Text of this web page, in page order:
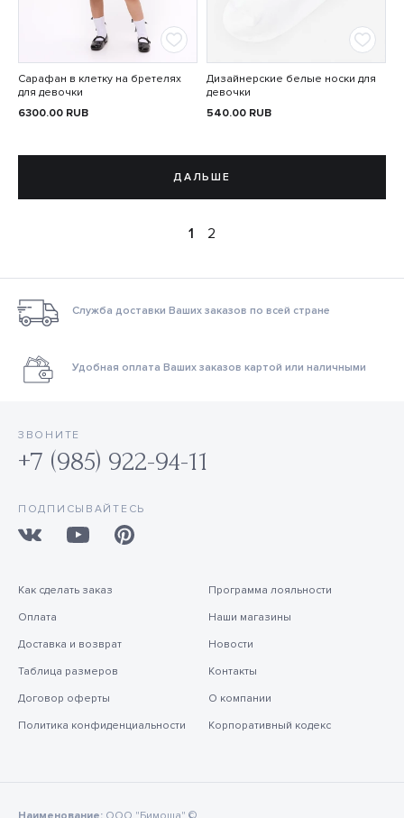
Сарафан в клетку на бретелях
для девочки
6300.00 RUB
Дизайнерские белые носки для
девочки
540.00 RUB
ДАЛЬШЕ
1 2
Служба доставки Ваших заказов по всей стране
Удобная оплата Ваших заказов картой или наличными
ЗВОНИТЕ
+7 (985) 922-94-11
ПОДПИСЫВАЙТЕСЬ
Как сделать заказ
Оплата
Доставка и возврат
Таблица размеров
Договор оферты
Политика конфиденциальности
Программа лояльности
Наши магазины
Новости
Контакты
О компании
Корпоративный кодекс